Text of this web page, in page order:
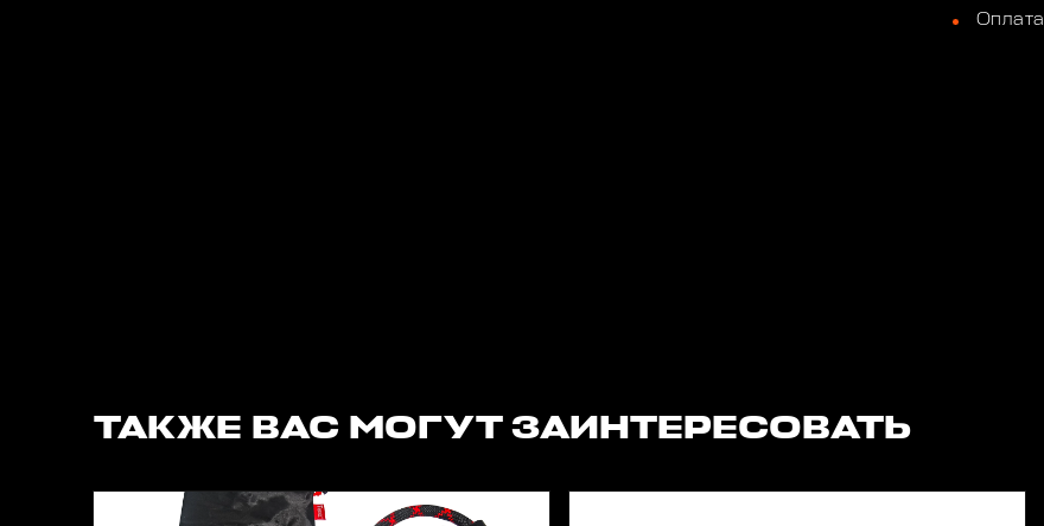
ТАКЖЕ ВАС МОГУТ ЗАИНТЕРЕСОВАТЬ